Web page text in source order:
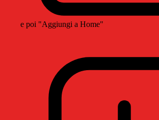
e poi "Aggiungi a Home"